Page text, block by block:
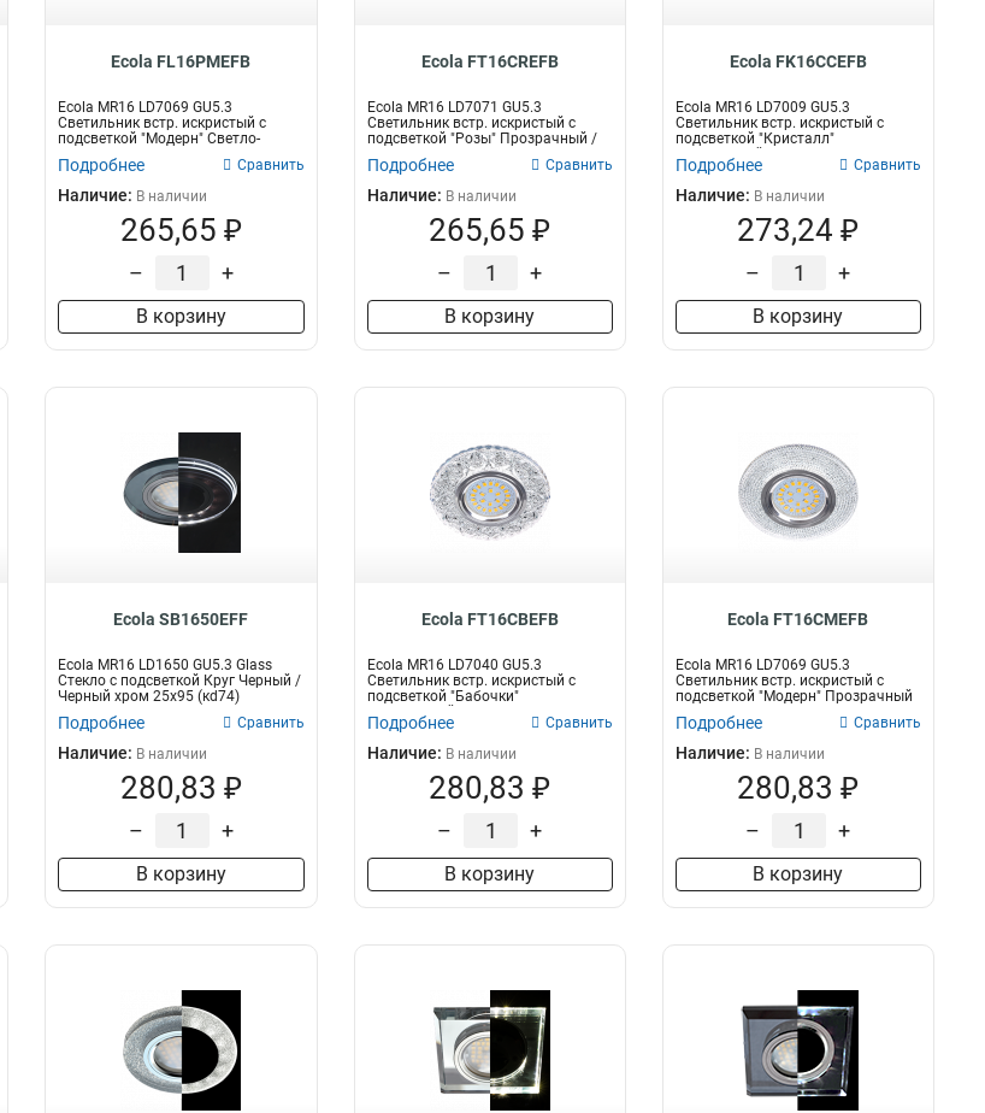
Ecola FL16PMEFB
Ecola MR16 LD7069 GU5.3
Светильник встр. искристый с
подсветкой "Модерн" Светло-
Подробнее Сравнить
Наличие: В наличии
265,65 ₽
– +
В корзину
Ecola FT16CREFB
Ecola MR16 LD7071 GU5.3
Светильник встр. искристый с
подсветкой "Розы" Прозрачный /
Подробнее Сравнить
Наличие: В наличии
265,65 ₽
– +
В корзину
Ecola FK16CCEFB
Ecola MR16 LD7009 GU5.3
Светильник встр. искристый с
подсветкой "Кристалл"
Прозрачный...
Подробнее Сравнить
Наличие: В наличии
273,24 ₽
– +
В корзину
Ecola SB1650EFF
Ecola MR16 LD1650 GU5.3 Glass
Стекло с подсветкой Круг Черный /
Черный хром 25x95 (кd74)
Подробнее Сравнить
Наличие: В наличии
280,83 ₽
– +
В корзину
Ecola FT16CBEFB
Ecola MR16 LD7040 GU5.3
Светильник встр. искристый с
подсветкой "Бабочки"
Прозрачный...
Подробнее Сравнить
Наличие: В наличии
280,83 ₽
– +
В корзину
Ecola FT16CMEFB
Ecola MR16 LD7069 GU5.3
Светильник встр. искристый с
подсветкой "Модерн" Прозрачный
Подробнее Сравнить
Наличие: В наличии
280,83 ₽
– +
В корзину